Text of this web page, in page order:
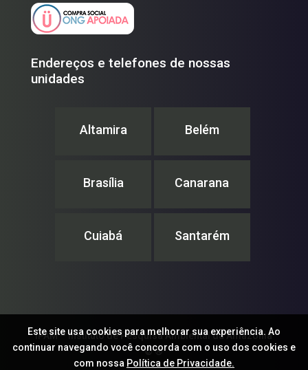
Endereços e telefones de nossas
unidades
Altamira Belém
Brasília Canarana
Cuiabá Santarém
IPAM – Instituto de Pesquisa Ambiental da Amazônia
© ®
Este site usa cookies para melhorar sua experiência. Ao
continuar navegando você concorda com o uso dos cookies e
com nossa Política de Privacidade.